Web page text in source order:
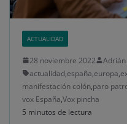
ACTUALIDAD
28 noviembre 2022
Adrián
actualidad,españa,europa,
manifestación colón,paro
vox España,Vox pincha
5 minutos de lectura